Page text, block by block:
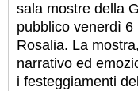
sala mostre della
pubblico venerdì
Rosalia. La
narrativo ed
i festeggiamenti